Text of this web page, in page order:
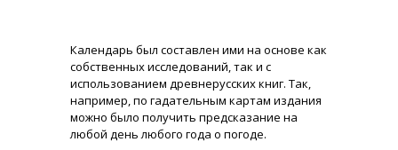
Календарь был составлен ими на основе как
собственных исследований, так и с
использованием древнерусских книг. Так,
например, по гадательным картам издания
можно было получить предсказание на
любой день любого года о погоде.